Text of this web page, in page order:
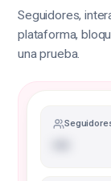
Seguidores,
plataforma,
una prueba.